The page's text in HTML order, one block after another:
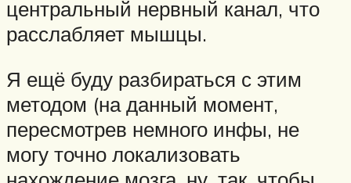
центральный нервный канал, что
расслабляет мышцы.
Я ещё буду разбираться с этим
методом (на данный момент,
пересмотрев немного инфы, не
могу точно локализовать